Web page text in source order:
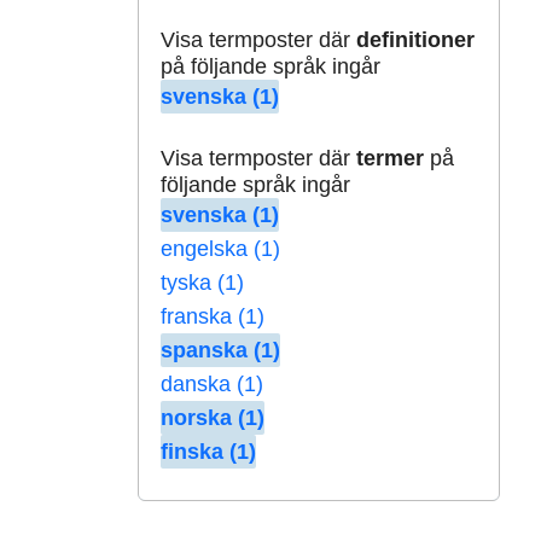
Visa termposter där definitioner
på följande språk ingår
svenska (1)
Visa termposter där termerpå
följande språk ingår
svenska (1)
engelska (1)
tyska (1)
franska (1)
spanska (1)
danska (1)
norska (1)
finska (1)